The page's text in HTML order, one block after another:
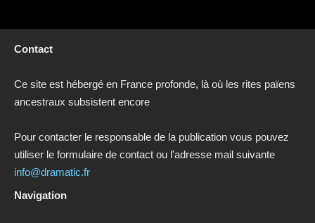
Contact
Ce site est hébergé en France profonde, là où les rites païens
ancestraux subsistent encore
Pour contacter le responsable de la publication vous pouvez
utiliser le formulaire de contact ou l'adresse mail suivante
info@dramatic.fr
Navigation